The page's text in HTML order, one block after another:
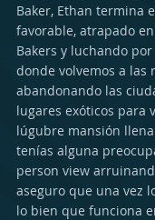
Baker, Ethan termina
favorable, atrapado
Bakers y luchando
donde volvemos a las
abandonando las
lugares exóticos para
lúgubre mansión
tenías alguna
person view
aseguro que una vez
lo bien que funciona